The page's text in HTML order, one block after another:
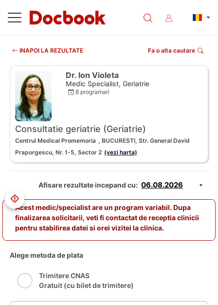
INAPOI LA REZULTATE Fa o alta cautare
Dr. Ion Violeta
Medic Specialist, Geriatrie
8 programari
Consultatie geriatrie (Geriatrie)
Centrul Medical Promemoria , BUCURESTI, Str. General David
Praporgescu, Nr. 1-5, Sector 2 (vezi harta)
Afisare rezultate incepand cu:
Acest medic/specialist are un program variabil. Dupa
finalizarea solicitarii, veti fi contactat de receptia clinicii
pentru stabilirea datei si orei vizitei la clinica.
Alege metoda de plata
Trimitere CNAS
Gratuit (cu bilet de trimitere)